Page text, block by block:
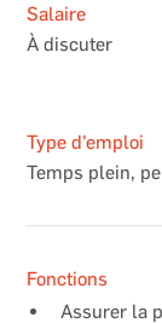
Salaire
À discuter
Type d'emploi
Temps plein,
Fonctions
Assurer la